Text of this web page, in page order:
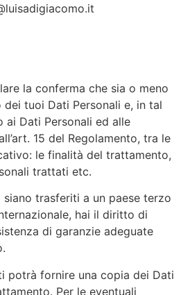
la conferma che sia o meno
tuoi Dati Personali e, in tal
ai Dati Personali ed alle
15 del Regolamento, tra le
le finalità del trattamento,
trattati etc.
siano trasferiti a un paese terzo
hai il diritto di
di garanzie adeguate
potrà fornire una copia dei Dati
Per le eventuali